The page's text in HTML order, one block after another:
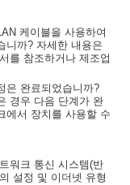
케이블을 사용하여
니까? 자세한 내용은
를 참조하거나 제조업
은 완료되었습니까?
경우 다음 단계가 완
에서 장치를 사용할 수
워크 통신 시스템(반
설정 및 이더넷 유형